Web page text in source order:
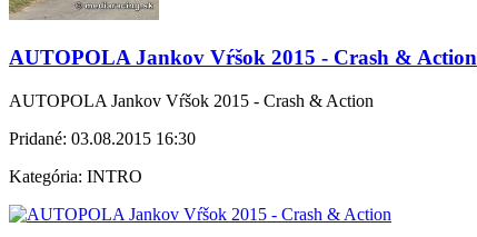
AUTOPOLA Jankov Vŕšok 2015 - Crash & Action
AUTOPOLA Jankov Vŕšok 2015 - Crash & Action
Pridané: 03.08.2015 16:30
Kategória: INTRO